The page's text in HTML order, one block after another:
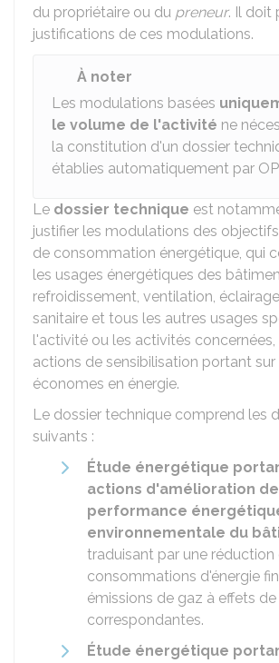
du propriétaire ou du preneur. Il doit
justifications de ces modulations.
À noter
Les modulations basées
le volume de l'activité ne
la constitution d'un dossier
établies automatiquement par
Le dossier technique est
justifier les modulations des
de consommation énergétique, qui
les usages énergétiques des
refroidissement, ventilation,
sanitaire et tous les autres usages
l'activité ou les activités concernées,
actions de sensibilisation portant sur
économes en énergie.
Le dossier technique comprend les
suivants :
Étude énergétique
actions d'amélioration
performance
environnementale du
traduisant par une réduction
consommations d'énergie
émissions de gaz à effets de
correspondantes.
Étude énergétique